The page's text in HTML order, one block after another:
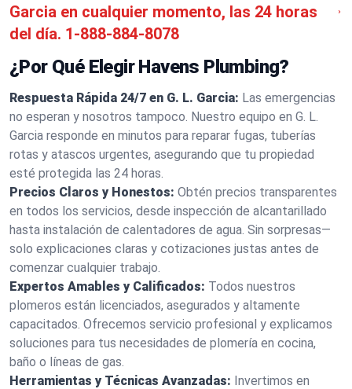
Garcia en cualquier momento, las 24 horas
del día. 1-888-884-8078
¿Por Qué Elegir Havens Plumbing?
Respuesta Rápida 24/7 en G. L. Garcia: Las emergencias
no esperan y nosotros tampoco. Nuestro equipo en G. L.
Garcia responde en minutos para reparar fugas, tuberías
rotas y atascos urgentes, asegurando que tu propiedad
esté protegida las 24 horas.
Precios Claros y Honestos: Obtén precios transparentes
en todos los servicios, desde inspección de alcantarillado
hasta instalación de calentadores de agua. Sin sorpresas—
solo explicaciones claras y cotizaciones justas antes de
comenzar cualquier trabajo.
Expertos Amables y Calificados: Todos nuestros
plomeros están licenciados, asegurados y altamente
capacitados. Ofrecemos servicio profesional y explicamos
soluciones para tus necesidades de plomería en cocina,
baño o líneas de gas.
Herramientas y Técnicas Avanzadas: Invertimos en